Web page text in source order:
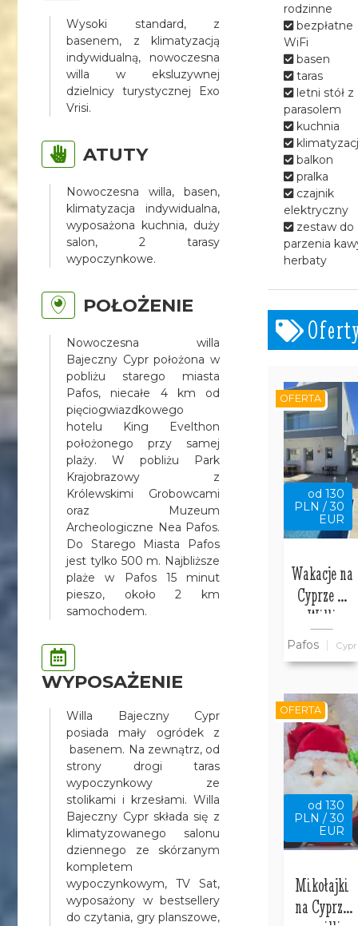
Wysoki standard, z
basenem, z klimatyzacją
indywidualną, nowoczesna
willa w eksluzywnej
dzielnicy turystycznej Exo
Vrisi.
ATUTY
Nowoczesna willa, basen,
klimatyzacja indywidualna,
wyposażona kuchnia, duży
salon, 2 tarasy
wypoczynkowe.
POŁOŻENIE
Nowoczesna willa
Bajeczny Cypr położona w
pobliżu starego miasta
Pafos, niecałe 4 km od
pięciogwiazdkowego
hotelu King Evelthon
położonego przy samej
plaży. W pobliżu Park
Krajobrazowy z
Królewskimi Grobowcami
oraz Muzeum
Archeologiczne Nea Pafos.
Do Starego Miasta Pafos
jest tylko 500 m. Najbliższe
plaże w Pafos 15 minut
pieszo, około 2 km
samochodem.
WYPOSAŻENIE
Willa Bajeczny Cypr
posiada mały ogródek z
basenem. Na zewnątrz, od
strony drogi taras
wypoczynkowy ze
stolikami i krzesłami. Willa
Bajeczny Cypr składa się z
klimatyzowanego salonu
dziennego ze skórzanym
kompletem
wypoczynkowym, TV Sat,
wyposażony w bestsellery
do czytania, gry planszowe,
rodzinne
bezpłatne
WiFi
basen
taras
letni stół z
parasolem
kuchnia
balkon
pralka
czajnik
elektryczny
zestaw do
parzenia
herbaty
od 130
PLN / 30
EUR
Wakacje na
Cyprze w
Willi
Bajeczny
Cypr
Pafos Cypr
OFERTA
od 130
PLN / 30
EUR
Mikołajki
na Cyprze
OFERTA